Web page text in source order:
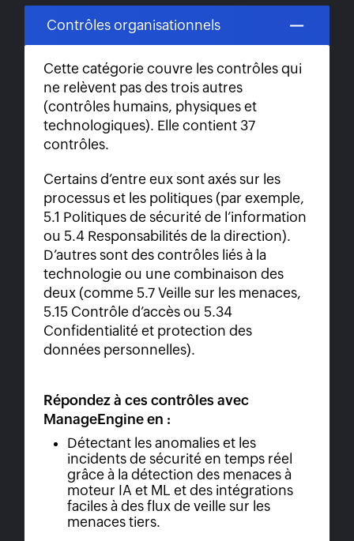
Contrôles organisationnels
Cette catégorie couvre les contrôles qui
ne relèvent pas des trois autres
(contrôles humains, physiques et
technologiques). Elle contient 37
contrôles.
Certains d’entre eux sont axés sur les
processus et les politiques (par exemple,
5.1 Politiques de sécurité de l’information
ou 5.4 Responsabilités de la direction).
D’autres sont des contrôles liés à la
technologie ou une combinaison des
deux (comme 5.7 Veille sur les menaces,
5.15 Contrôle d’accès ou 5.34
Confidentialité et protection des
données personnelles).
Répondez à ces contrôles avec
ManageEngine en :
Détectant les anomalies et les
incidents de sécurité en temps réel
grâce à la détection des menaces à
moteur IA et ML et des intégrations
faciles à des flux de veille sur les
menaces tiers.